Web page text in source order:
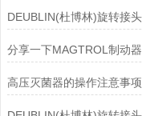
高压灭菌器的操作注意事项